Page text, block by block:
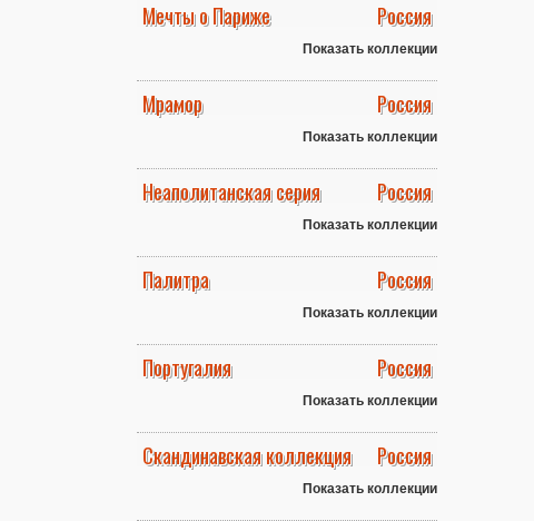
Мечты о Париже Россия
Показать коллекции
Мрамор Россия
Показать коллекции
Неаполитанская серия Россия
Показать коллекции
Палитра Россия
Показать коллекции
Португалия Россия
Показать коллекции
Скандинавская коллекция Россия
Показать коллекции